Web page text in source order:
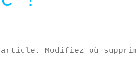
Modifiez où